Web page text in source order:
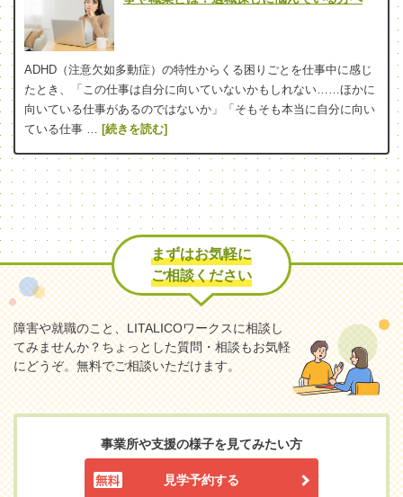
ADHD（注意欠如多動症）の特性からくる困りごとを仕事中に感じ
たとき、「この仕事は自分に向いていないかもしれない……ほかに
向いている仕事があるのではないか」「そもそも本当に自分に向い
ている仕事 … [続きを読む]
まずはお気軽に
ご相談ください
障害や就職のこと、LITALICOワークスに相談し
てみませんか？ちょっとした質問・相談もお気軽
にどうぞ。無料でご相談いただけます。
事業所や支援の様子を見てみたい方
見学予約する